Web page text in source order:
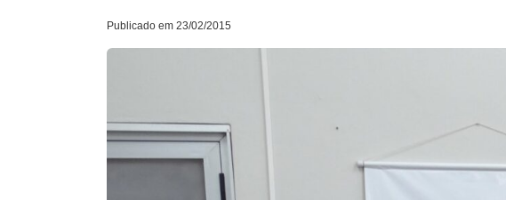
Publicado em 23/02/2015